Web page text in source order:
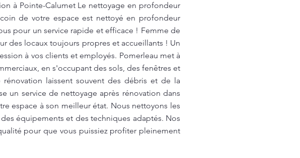
à Pointe-Calumet Le nettoyage en profondeur
de votre espace est nettoyé en profondeur
pour un service rapide et efficace ! Femme de
des locaux toujours propres et accueillants ! Un
à vos clients et employés. Pomerleau met à
en s'occupant des sols, des fenêtres et
laissent souvent des débris et de la
un service de nettoyage après rénovation dans
espace à son meilleur état. Nous nettoyons les
équipements et des techniques adaptés. Nos
pour que vous puissiez profiter pleinement